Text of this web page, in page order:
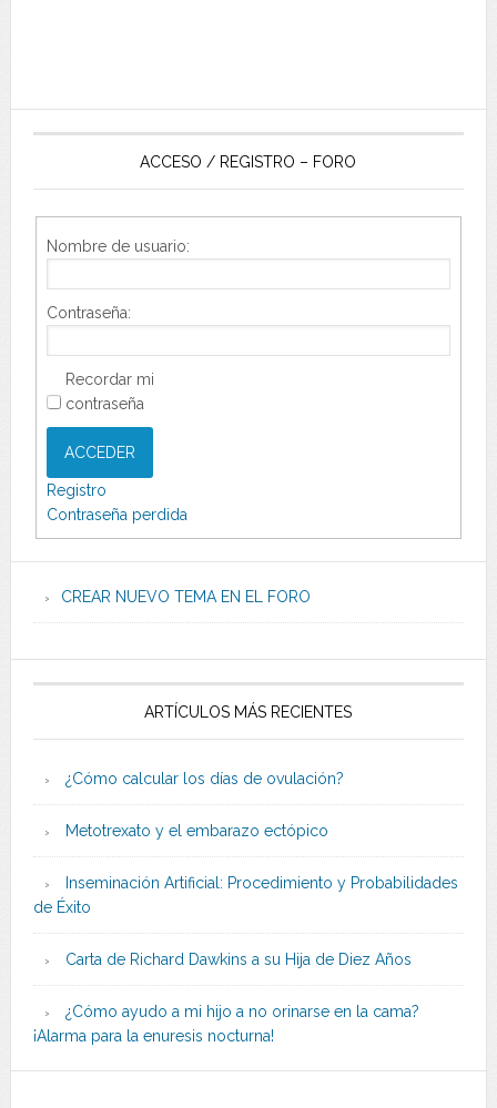
ACCESO / REGISTRO – FORO
Nombre de usuario:
Contraseña:
Recordar mi
contraseña
ACCEDER
Registro
Contraseña perdida
CREAR NUEVO TEMA EN EL FORO
ARTÍCULOS MÁS RECIENTES
¿Cómo calcular los días de ovulación?
Metotrexato y el embarazo ectópico
Inseminación Artificial: Procedimiento y Probabilidades
de Éxito
Carta de Richard Dawkins a su Hija de Diez Años
¿Cómo ayudo a mi hijo a no orinarse en la cama?
¡Alarma para la enuresis nocturna!